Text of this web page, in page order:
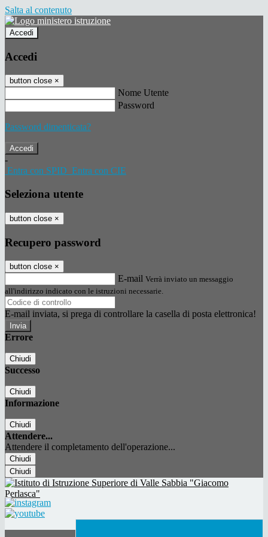
Salta al contenuto
Accedi
Accedi
button close ×
Nome Utente
Password
Password dimenticata?
-
Entra con SPID Entra con CIE
Seleziona utente
button close ×
Recupero password
button close ×
E-mail Verrà inviato un messaggio
all'indirizzo indicato con le istruzioni necessarie.
E-mail inviata, si prega di controllare la casella di posta elettronica!
Errore
Chiudi
Successo
Chiudi
Informazione
Chiudi
Attendere...
Attendere il completamento dell'operazione...
Chiudi
Chiudi